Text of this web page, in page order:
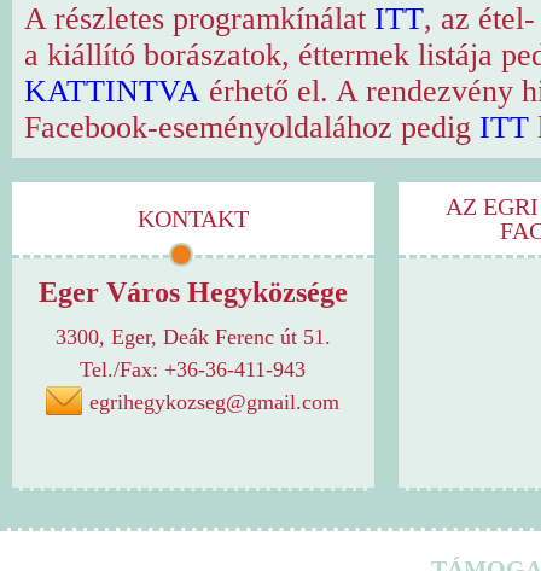
A részletes programkínálat ITT, az
a kiállító borászatok, éttermek listája
KATTINTVAérhető el. A rendezvény
Facebook-eseményoldalához pedig ITT
KONTAKT
Eger Város Hegyközsége
3300, Eger, Deák Ferenc út 51.
Tel./Fax: +36-36-411-943
egrihegykozseg@gmail.com
AZ